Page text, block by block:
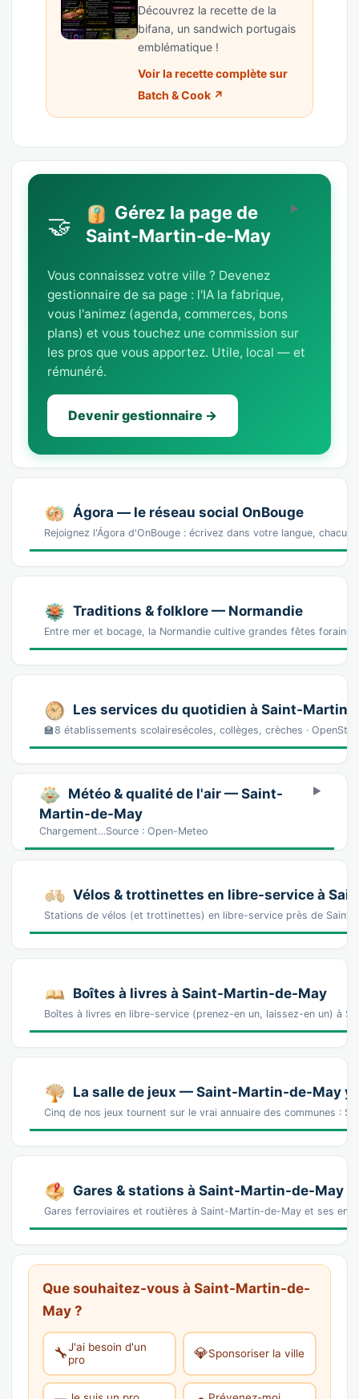
Découvrez la recette de la
bifana, un sandwich portugais
emblématique !
Voir la recette complète sur
Batch & Cook ↗
🤝
Gérez la page de
Saint-Martin-de-May
Vous connaissez votre ville ? Devenez
gestionnaire de sa page : l'IA la fabrique,
vous l'animez (agenda, commerces, bons
plans) et vous touchez une commission sur
les pros que vous apportez. Utile, local — et
rémunéré.
Devenir gestionnaire →
Ágora — le réseau social OnBouge
Rejoignez l'Ágora d'OnBouge : écrivez dans votre langue,
Traditions & folklore — Normandie
Entre mer et bocage, la Normandie cultive grandes fêtes
Les services du quotidien à Saint-Martin-
🏫8 établissements scolairesécoles, collèges, crèches ·
Météo & qualité de l'air — Saint-
Martin-de-May
Chargement…Source : Open-Meteo
Vélos & trottinettes en libre-service à
Stations de vélos (et trottinettes) en libre-service près de
Boîtes à livres à Saint-Martin-de-May
Boîtes à livres en libre-service (prenez-en un, laissez-en un) à
La salle de jeux — Saint-Martin-de-May y
Cinq de nos jeux tournent sur le vrai annuaire des communes :
Gares & stations à Saint-Martin-de-May
Gares ferroviaires et routières à Saint-Martin-de-May et ses
Que souhaitez-vous à Saint-Martin-de-
May ?
🔧J'ai besoin d'un
pro
💎Sponsoriser la ville